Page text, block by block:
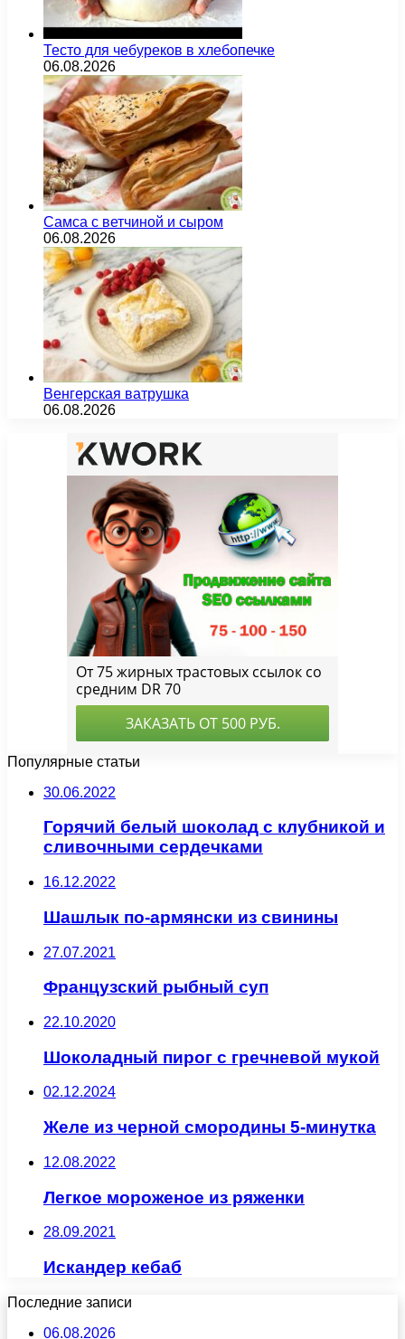
Тесто для чебуреков в хлебопечке
06.08.2026
Самса с ветчиной и сыром
06.08.2026
Венгерская ватрушка
06.08.2026
Популярные статьи
30.06.2022
Горячий белый шоколад с клубникой и
сливочными сердечками
16.12.2022
Шашлык по-армянски из свинины
27.07.2021
Французский рыбный суп
22.10.2020
Шоколадный пирог с гречневой мукой
02.12.2024
Желе из черной смородины 5-минутка
12.08.2022
Легкое мороженое из ряженки
28.09.2021
Искандер кебаб
Последние записи
06.08.2026